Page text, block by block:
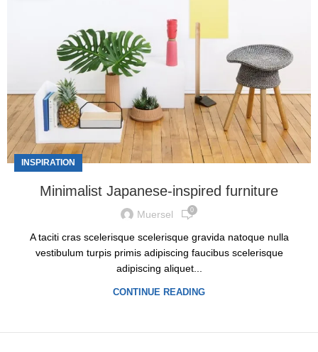
INSPIRATION
Minimalist Japanese-inspired furniture
Muersel 0
A taciti cras scelerisque scelerisque gravida natoque nulla
vestibulum turpis primis adipiscing faucibus scelerisque
adipiscing aliquet...
CONTINUE READING